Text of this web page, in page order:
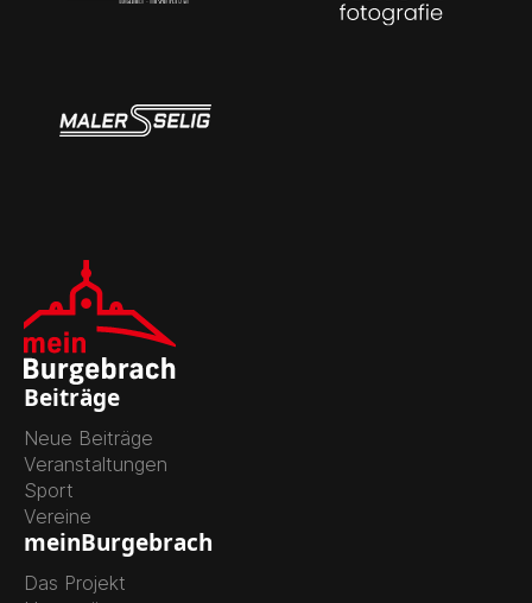
Beiträge
Neue Beiträge
Veranstaltungen
Sport
Vereine
meinBurgebrach
Das Projekt